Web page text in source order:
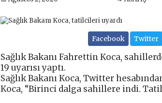
Facebook Twitter
Sağlık Bakanı Fahrettin Koca,
19 uyarısı yaptı.
Sağlık Bakanı Koca, Twitter
Koca, “Birinci dalga sahillere indi.